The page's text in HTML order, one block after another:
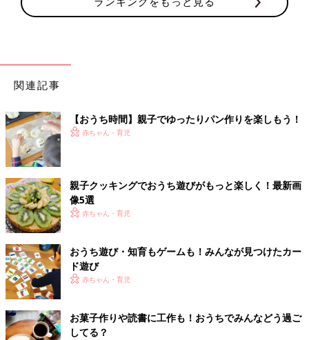
関連記事
【おうち時間】親子でゆったりパン作りを楽しもう！
赤ちゃん・育児
親子クッキングでおうち遊びがもっと楽しく！最新画
像5選
赤ちゃん・育児
おうち遊び・知育もゲームも！みんなが見つけたカー
ド遊び
赤ちゃん・育児
お菓子作りや読書に工作も！おうちでみんなどう過ご
してる？